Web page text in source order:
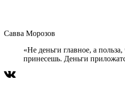
Савва Морозов
«Не деньги главное, а
принесешь. Деньги